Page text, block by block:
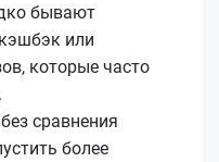
бывают
или
которые часто
сравнения
более